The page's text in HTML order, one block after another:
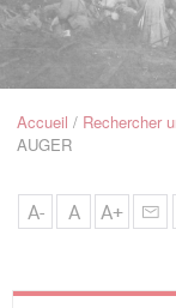
Navigation
Fil
Accueil Rechercher
AUGER
A- A A+